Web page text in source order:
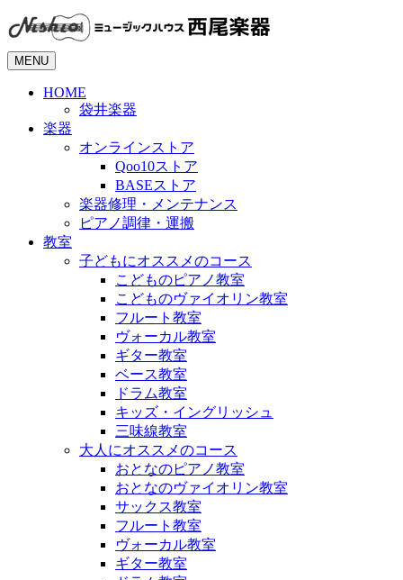
MENU
HOME
袋井楽器
楽器
オンラインストア
Qoo10ストア
BASEストア
楽器修理・メンテナンス
ピアノ調律・運搬
教室
子どもにオススメのコース
こどものピアノ教室
こどものヴァイオリン教室
フルート教室
ヴォーカル教室
ギター教室
ベース教室
ドラム教室
キッズ・イングリッシュ
三味線教室
大人にオススメのコース
おとなのピアノ教室
おとなのヴァイオリン教室
サックス教室
フルート教室
ヴォーカル教室
ギター教室